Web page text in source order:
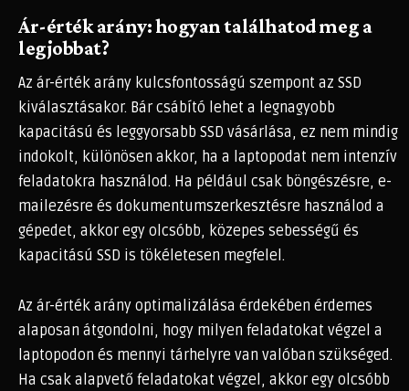
Ár-érték arány: hogyan találhatod meg a
legjobbat?
Az ár-érték arány kulcsfontosságú szempont az SSD
kiválasztásakor. Bár csábító lehet a legnagyobb
kapacitású és leggyorsabb SSD vásárlása, ez nem mindig
indokolt, különösen akkor, ha a laptopodat nem intenzív
feladatokra használod. Ha például csak böngészésre, e-
mailezésre és dokumentumszerkesztésre használod a
gépedet, akkor egy olcsóbb, közepes sebességű és
kapacitású SSD is tökéletesen megfelel.
Az ár-érték arány optimalizálása érdekében érdemes
alaposan átgondolni, hogy milyen feladatokat végzel a
laptopodon és mennyi tárhelyre van valóban szükséged.
Ha csak alapvető feladatokat végzel, akkor egy olcsóbb